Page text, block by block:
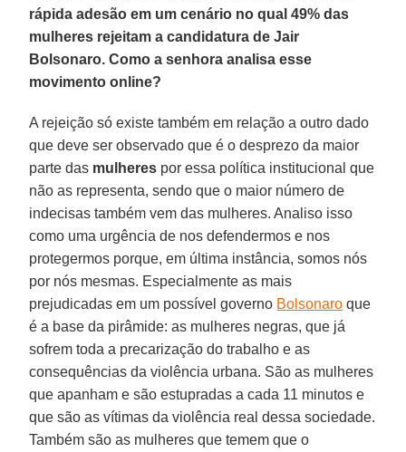
rápida adesão em um cenário no qual 49% das
mulheres rejeitam a candidatura de Jair
Bolsonaro. Como a senhora analisa esse
movimento online?
A rejeição só existe também em relação a outro dado
que deve ser observado que é o desprezo da maior
parte das mulheres por essa política institucional que
não as representa, sendo que o maior número de
indecisas também vem das mulheres. Analiso isso
como uma urgência de nos defendermos e nos
protegermos porque, em última instância, somos nós
por nós mesmas. Especialmente as mais
prejudicadas em um possível governo Bolsonaro que
é a base da pirâmide: as mulheres negras, que já
sofrem toda a precarização do trabalho e as
consequências da violência urbana. São as mulheres
que apanham e são estupradas a cada 11 minutos e
que são as vítimas da violência real dessa sociedade.
Também são as mulheres que temem que o